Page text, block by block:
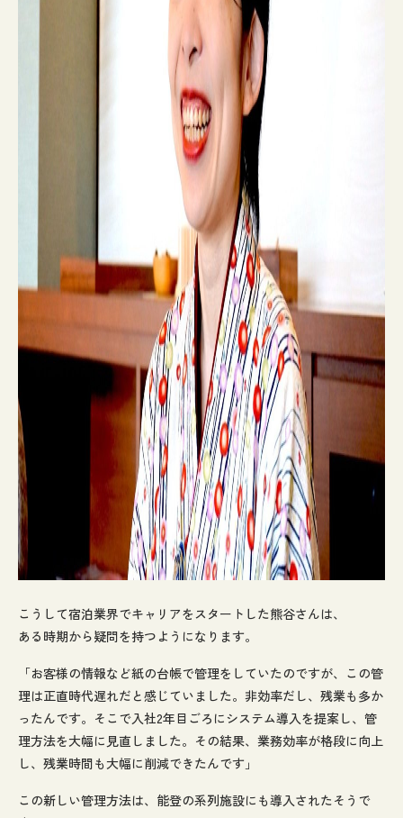
こうして宿泊業界でキャリアをスタートした熊谷さんは、
ある時期から疑問を持つようになります。
「お客様の情報など紙の台帳で管理をしていたのですが、この管
理は正直時代遅れだと感じていました。非効率だし、残業も多か
ったんです。そこで入社2年目ごろにシステム導入を提案し、管
理方法を大幅に見直しました。その結果、業務効率が格段に向上
し、残業時間も大幅に削減できたんです」
この新しい管理方法は、能登の系列施設にも導入されたそうで